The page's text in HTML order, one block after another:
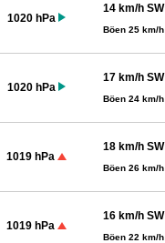
1020 hPa
14 km/h SW
Böen 25 km/h
1020 hPa
17 km/h SW
Böen 24 km/h
1019 hPa
18 km/h SW
Böen 26 km/h
1019 hPa
16 km/h SW
Böen 22 km/h